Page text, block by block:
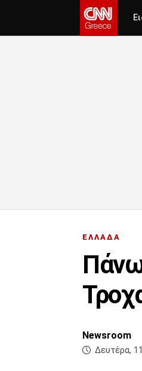
ΕΛΛΑΔΑ
Newsroom
Δευτέρα,